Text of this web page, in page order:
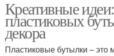
Креативные
пластиковых
декора
Пластиковые бутылки –